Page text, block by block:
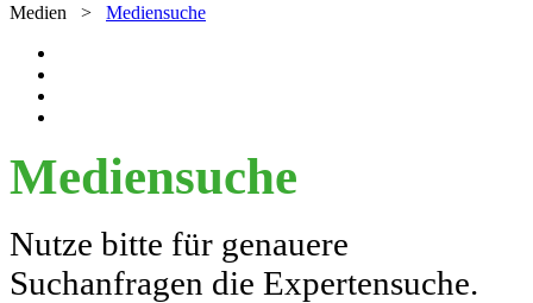
Medien > Mediensuche
Mediensuche
Nutze bitte für genauere
Suchanfragen die Expertensuche.